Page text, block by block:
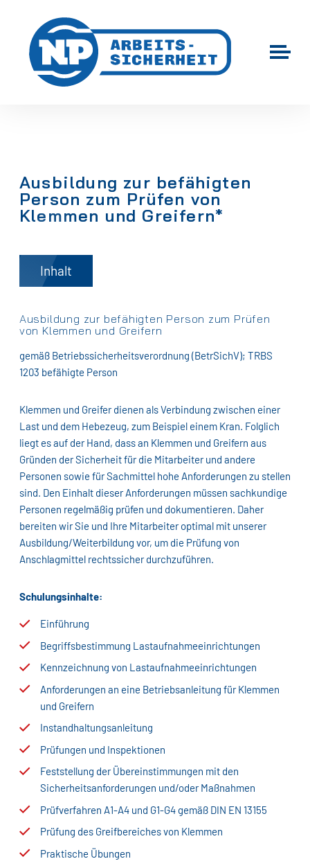
Ausbildung zur befähigten
Person zum Prüfen von
Klemmen und Greifern*
Inhalt
Ausbildung zur befähigten Person zum Prüfen
von Klemmen und Greifern
gemäß Betriebssicherheitsverordnung (BetrSichV); TRBS
1203 befähigte Person
Klemmen und Greifer dienen als Verbindung zwischen einer
Last und dem Hebezeug, zum Beispiel einem Kran. Folglich
liegt es auf der Hand, dass an Klemmen und Greifern aus
Gründen der Sicherheit für die Mitarbeiter und andere
Personen sowie für Sachmittel hohe Anforderungen zu stellen
sind. Den Einhalt dieser Anforderungen müssen sachkundige
Personen regelmäßig prüfen und dokumentieren. Daher
bereiten wir Sie und Ihre Mitarbeiter optimal mit unserer
Ausbildung/Weiterbildung vor, um die Prüfung von
Anschlagmittel rechtssicher durchzuführen.
Schulungsinhalte:
Einführung
Begriffsbestimmung Lastaufnahmeeinrichtungen
Kennzeichnung von Lastaufnahmeeinrichtungen
Anforderungen an eine Betriebsanleitung für Klemmen
und Greifern
Instandhaltungsanleitung
Prüfungen und Inspektionen
Feststellung der Übereinstimmungen mit den
Sicherheitsanforderungen und/oder Maßnahmen
Prüfverfahren A1-A4 und G1-G4 gemäß DIN EN 13155
Prüfung des Greifbereiches von Klemmen
Praktische Übungen